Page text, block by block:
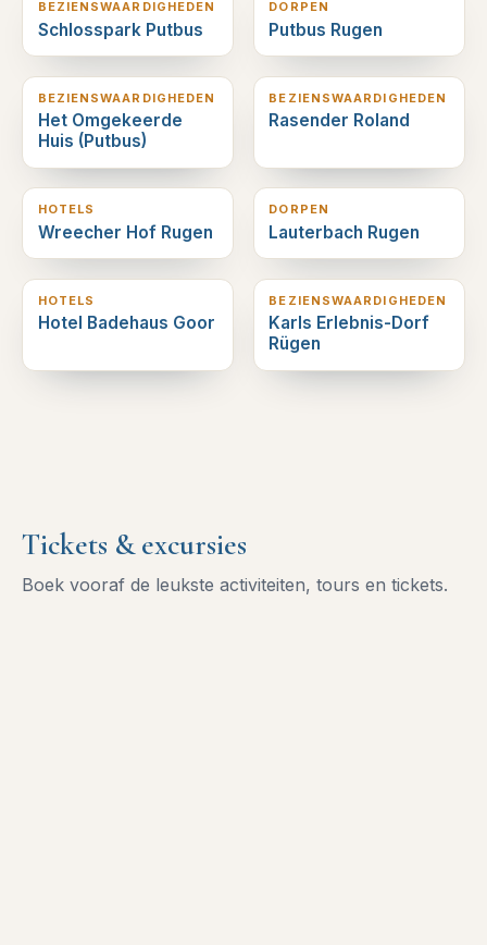
BEZIENSWAARDIGHEDEN
Schlosspark Putbus
DORPEN
Putbus Rugen
1 km verderop
BEZIENSWAARDIGHEDEN
Het Omgekeerde
Huis (Putbus)
1 km verderop
BEZIENSWAARDIGHEDEN
Rasender Roland
1 km verderop
HOTELS
Wreecher Hof Rugen
2 km verderop
DORPEN
Lauterbach Rugen
3 km verderop
HOTELS
Hotel Badehaus Goor
7 km verderop
BEZIENSWAARDIGHEDEN
Karls Erlebnis-Dorf
Rügen
Tickets & excursies
Boek vooraf de leukste activiteiten, tours en tickets.